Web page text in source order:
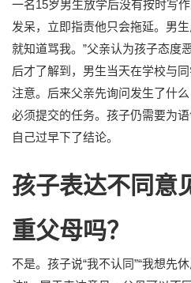
一名15岁男生放学后没有按时写
发呆，立即指责他只会拖延。男生
就知道骂我。”父亲认为孩子态度
后才了解到，男生当天在学校与
注意。后来父亲先询问发生了什
必须提交的任务。孩子仍需要为
自己过早下了结论。
孩子表达不同意
重父母吗？
不是。孩子说“我不认同”“我想先